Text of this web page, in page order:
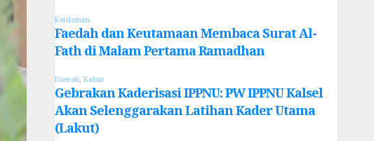
Keislaman
Faedah dan Keutamaan Membaca Surat Al-
Fath di Malam Pertama Ramadhan
Daerah Kabar
Gebrakan Kaderisasi IPPNU: PW IPPNU Kalsel
Akan Selenggarakan Latihan Kader Utama
(Lakut)